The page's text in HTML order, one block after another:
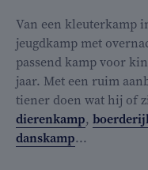
Van een kleuterkamp
jeugdkamp met
passend kamp voor
jaar. Met een ruim
tiener doen wat hij of
dierenkamp,
danskamp...